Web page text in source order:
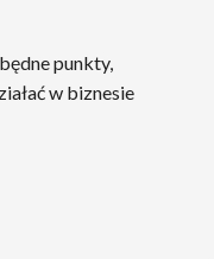
punkty,
w biznesie